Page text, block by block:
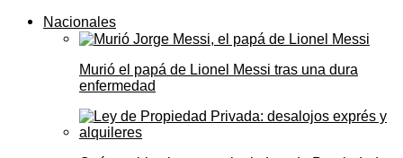
Nacionales
Murió el papá de Lionel Messi tras una dura
enfermedad